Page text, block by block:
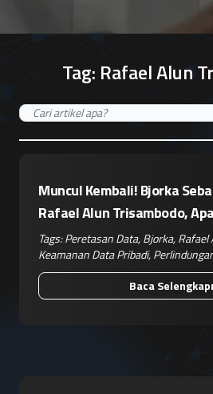
Tag: Rafael Alun
Muncul Kembali! Bjorka
Rafael Alun Trisambodo,
Tags:Peretasan Data,Bjorka,Rafael
Keamanan Data Pribadi,
Baca